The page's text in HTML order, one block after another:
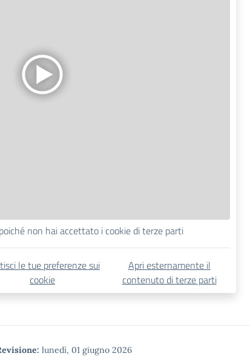
non hai accettato i cookie di terze parti
le tue preferenze sui
cookie
Apri esternamente il
contenuto di terze parti
lunedì, 01 giugno 2026